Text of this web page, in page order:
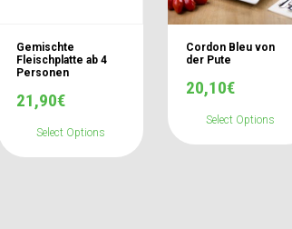
Gemischte
Fleischplatte ab 4
Personen
21,90€
Select Options
Cordon Bleu von
der Pute
20,10€
Select Options